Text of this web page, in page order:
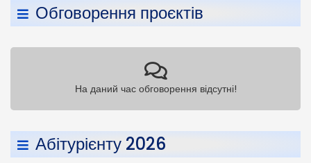
Обговорення проєктів
На даний час обговорення відсутні!
Абітурієнту 2026